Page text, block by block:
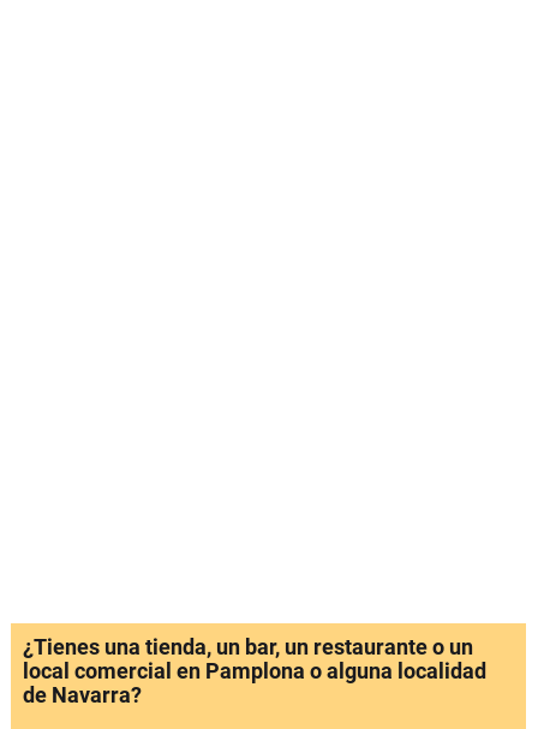
¿Tienes una tienda, un bar, un restaurante o un
local comercial en Pamplona o alguna localidad
de Navarra?